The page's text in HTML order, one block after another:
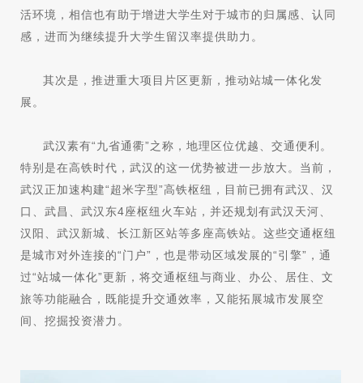
活环境，相信也有助于增进大学生对于城市的归属感、认同
感，进而为继续提升大学生留汉率提供助力。
其次是，推进重大项目片区更新，推动站城一体化发
展。
武汉素有“九省通衢”之称，地理区位优越、交通便利。
特别是在高铁时代，武汉的这一优势被进一步放大。当前，
武汉正加速构建“超米字型”高铁枢纽，目前已拥有武汉、汉
口、武昌、武汉东4座枢纽火车站，并还规划有武汉天河、
汉阳、武汉新城、长江新区站等多座高铁站。这些交通枢纽
是城市对外连接的“门户”，也是带动区域发展的“引擎”，通
过“站城一体化”更新，将交通枢纽与商业、办公、居住、文
旅等功能融合，既能提升交通效率，又能拓展城市发展空
间、挖掘投资潜力。